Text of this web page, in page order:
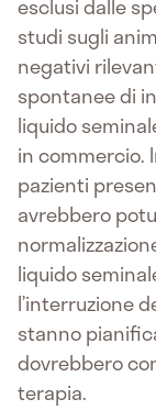
esclusi dalle
studi sugli
negativi
spontanee di
liquido
in commercio.
pazienti
avrebbero
liquido
l’interruzione
stanno
dovrebbero
terapia.